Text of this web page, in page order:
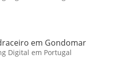
em Gondomar
Digital em Portugal